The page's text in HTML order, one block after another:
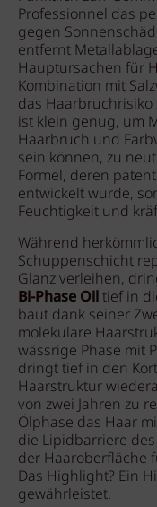
Professionnel das
gegen
entfernt
Hauptursachen für
Kombination mit
das
ist klein genug, um
Haarbruch und
sein können, zu
Formel, deren
entwickelt wurde,
Feuchtigkeit und
Während
Schuppenschicht
Glanz verleihen,
Bi-Phase Oil tief in
baut dank seiner
molekulare
wässrige Phase mit
dringt tief in den
Haarstruktur
von zwei Jahren zu
Ölphase das Haar
die Lipidbarriere
der Haaroberfläche
Das Highlight? Ein
gewährleistet.